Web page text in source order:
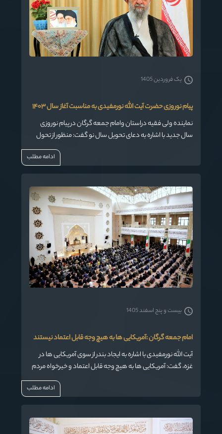
پیام نوروزی حضرت آیت الله نورمفیدی به مناسبت آغاز سال ۱۴۰۳
نماینده ولی فقیه دراستان وامام جمعه گرگان در پیام نوروزی
سال جدید با اشاره به دعای تحویل سال نو گفت: منظور از تحول
همان قرب به خداست و اینکه در راه بندگی خدا حرکت کنیم و دل
یک فروردین 1405
ادامه مطلب
امام جمعه گرگان :آمریکایی ها به هیچ وجه قابل اعتماد نیستند
آیت الله نورمفیدی با اشاره به ایجاد بندر از سوی آمریکایی ها در
غزه، گفت: آمریکایی ها به هیچ وجه قابل اعتماد و خیرخواه مردم
بیست و پنج اسفند 1405
ادامه مطلب